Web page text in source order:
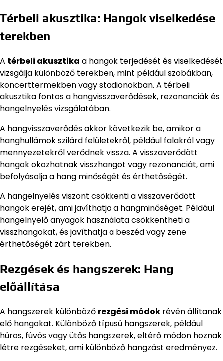
Térbeli akusztika: Hangok viselkedése
terekben
A térbeli akusztika a hangok terjedését és viselkedését
vizsgálja különböző terekben, mint például szobákban,
koncerttermekben vagy stadionokban. A térbeli
akusztika fontos a hangvisszaverődések, rezonanciák és
hangelnyelés vizsgálatában.
A hangvisszaverődés akkor következik be, amikor a
hanghullámok szilárd felületekről, például falakról vagy
mennyezetekről verődnek vissza. A visszaverődött
hangok okozhatnak visszhangot vagy rezonanciát, ami
befolyásolja a hang minőségét és érthetőségét.
A hangelnyelés viszont csökkenti a visszaverődött
hangok erejét, ami javíthatja a hangminőséget. Például
hangelnyelő anyagok használata csökkentheti a
visszhangokat, és javíthatja a beszéd vagy zene
érthetőségét zárt terekben.
Rezgések és hangszerek: Hang
előállítása
A hangszerek különböző rezgési módok révén állítanak
elő hangokat. Különböző típusú hangszerek, például
húros, fúvós vagy ütős hangszerek, eltérő módon hoznak
létre rezgéseket, ami különböző hangzást eredményez.